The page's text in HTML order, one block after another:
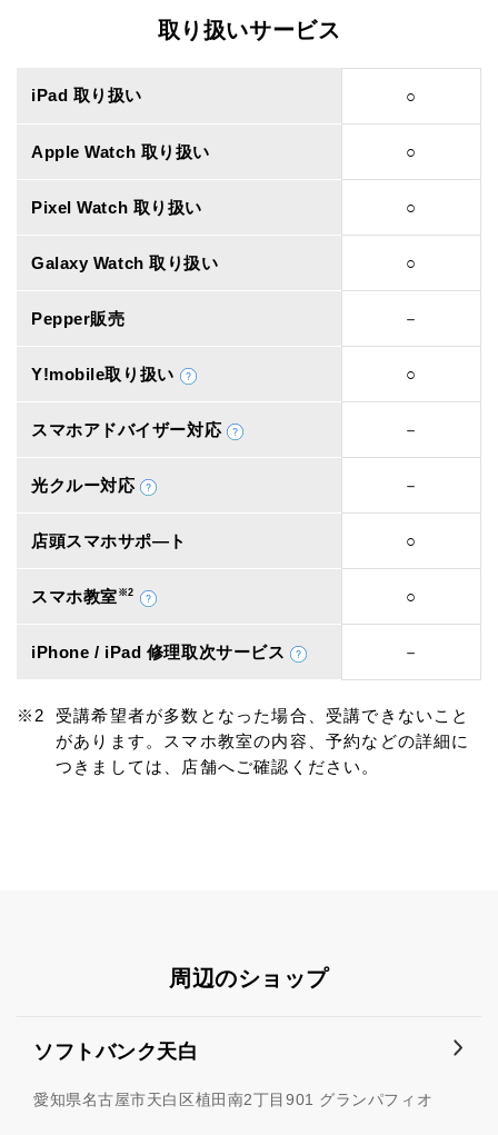
取り扱いサービス
iPad 取り扱い ○
Apple Watch 取り扱い ○
Pixel Watch 取り扱い ○
Galaxy Watch 取り扱い ○
Pepper販売 －
Y!mobile取り扱い ○
スマホアドバイザー対応 －
光クルー対応 －
店頭スマホサポ―ト ○
スマホ教室 ※2 ○
iPhone / iPad 修理取次サービス －
受講希望者が多数となった場合、受講できないこと
があります。スマホ教室の内容、予約などの詳細に
つきましては、店舗へご確認ください。
周辺のショップ
ソフトバンク天白
愛知県名古屋市天白区植田南2丁目901 グランパフィオ